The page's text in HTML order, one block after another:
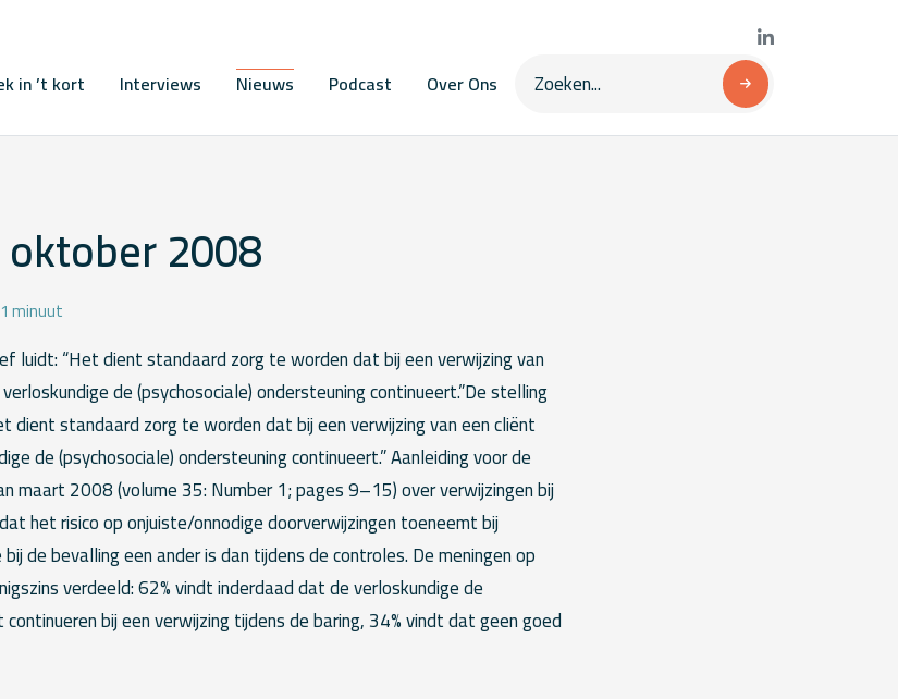
in ’t kort Interviews Nieuws Podcast Over Ons
2008
minuut
luidt: “Het dient standaard zorg te worden dat bij een verwijzing van
de (psychosociale) ondersteuning continueert.”De stelling
dient standaard zorg te worden dat bij een verwijzing van een cliënt
de (psychosociale) ondersteuning continueert.” Aanleiding voor de
maart 2008 (volume 35: Number 1; pages 9–15) over verwijzingen bij
het risico op onjuiste/onnodige doorverwijzingen toeneemt bij
de bevalling een ander is dan tijdens de controles. De meningen op
verdeeld: 62% vindt inderdaad dat de verloskundige de
bij een verwijzing tijdens de baring, 34% vindt dat geen goed